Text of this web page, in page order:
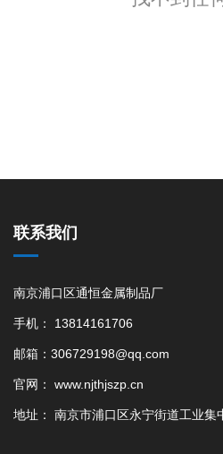
联系我们
南京浦口区通恒金属制品厂
手机： 13814161706
邮箱：306729198@qq.com
官网： www.njthjszp.cn
地址： 南京市浦口区永宁街道工业集